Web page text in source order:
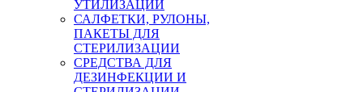
УТИЛИЗАЦИИ
САЛФЕТКИ, РУЛОНЫ,
ПАКЕТЫ ДЛЯ
СТЕРИЛИЗАЦИИ
СРЕДСТВА ДЛЯ
ДЕЗИНФЕКЦИИ И